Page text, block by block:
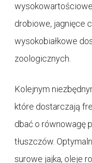
drobiowe, jagnięce
wysokobiałkowe
zoologicznych.
Kolejnym
które dostarczają
dbać o równowagę
tłuszczów.
surowe jajka, oleje